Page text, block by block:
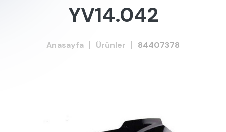
YV14.042
Anasayfa Ürünler 84407378